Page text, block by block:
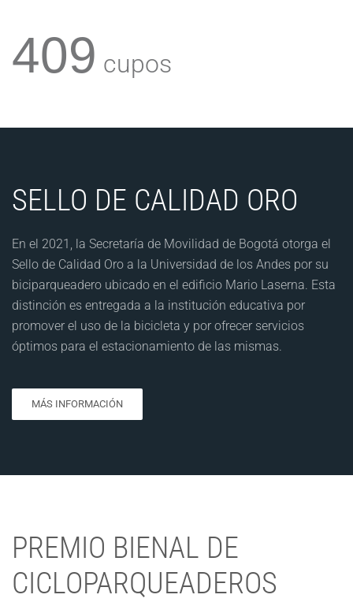
409 cupos
SELLO DE CALIDAD ORO
En el 2021, la Secretaría de Movilidad de Bogotá otorga el
Sello de Calidad Oro a la Universidad de los Andes por su
biciparqueadero ubicado en el edificio Mario Laserna. Esta
distinción es entregada a la institución educativa por
promover el uso de la bicicleta y por ofrecer servicios
óptimos para el estacionamiento de las mismas.
MÁS INFORMACIÓN
PREMIO BIENAL DE
CICLOPARQUEADEROS